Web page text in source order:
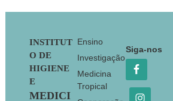
Footer
INSTITUT
O DE
HIGIENE
E
MEDICI
Ensino
Investigação
Medicina
Tropical
Siga-nos